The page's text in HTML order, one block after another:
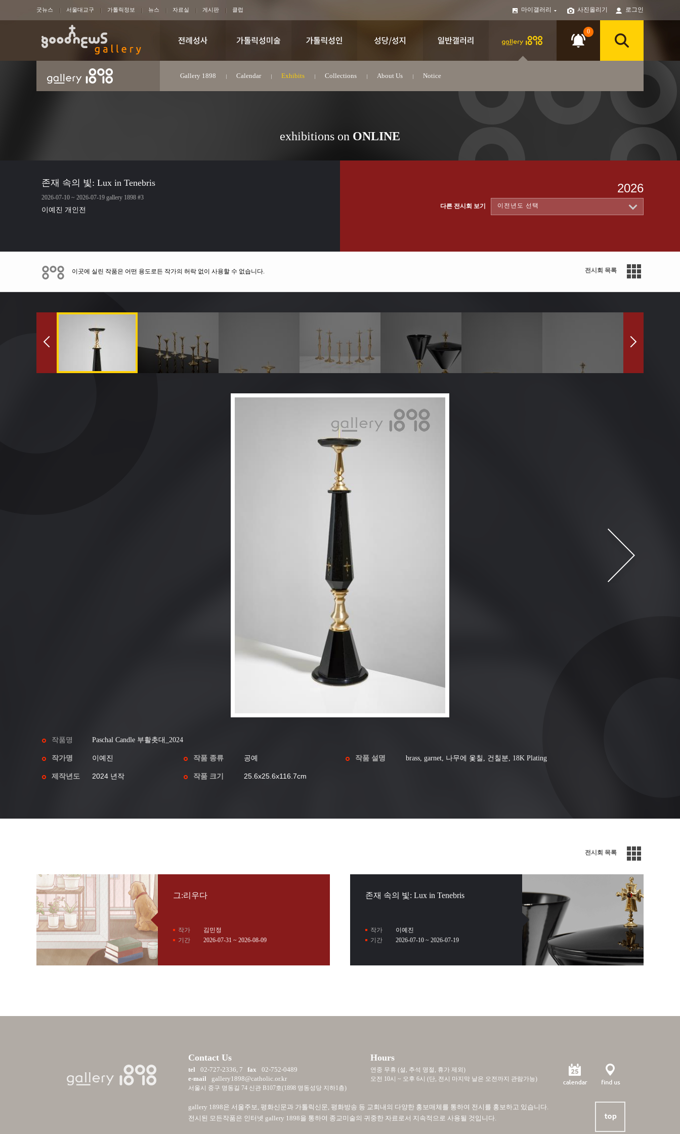
굿뉴스 서울대교구 가톨릭정보 뉴스 자료실 게시판 클럽 마이갤러리 사진올리기 로그인
0
Gallery 1898 Calendar Exhibits Collections About Us Notice
exhibitions on ONLINE
존재 속의 빛: Lux in Tenebris
2026-07-10 ~ 2026-07-19 gallery 1898 #3
이예진 개인전
2026
다른 전시회 보기 이전년도 선택
이곳에 실린 작품은 어떤 용도로든 작가의 허락 없이 사용할 수 없습니다. 전시회 목록
작품명 Paschal Candle 부활촛대_2024
작가명 이예진 작품 종류 공예
제작년도 2024 년작 작품 크기 25.6x25.6x116.7cm
작품 설명 brass, garnet, 나무에 옻칠, 건칠분, 18K Plating
전시회 목록
그:리우다
작가
김민정
기간
2026-07-31 ~ 2026-08-09
존재 속의 빛: Lux in Tenebris
작가
이예진
기간
2026-07-10 ~ 2026-07-19
Contact Us
tel 02-727-2336, 7 fax
02-752-0489
e-mail
gallery1898@catholic.or.kr
서울시 중구 명동길 74 신관 B107호(1898 명동성당 지하1층)
Hours
연중 무휴 (설, 추석 명절, 휴가 제외)
오전 10시 ~ 오후 6시 (단, 전시 마지막 날은 오전까지 관람가능)
gallery 1898은 서울주보, 평화신문과 가톨릭신문, 평화방송 등 교회내의 다양한 홍보매체를 통하여 전시를 홍보하고 있습니다.
전시된 모든작품은 인터넷 gallery 1898을 통하여 종교미술의 귀중한 자료로서 지속적으로 사용될 것입니다.